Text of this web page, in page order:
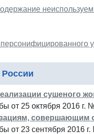
сушеного
от 25 октября 2016
совершающим
от 23 сентября 2016